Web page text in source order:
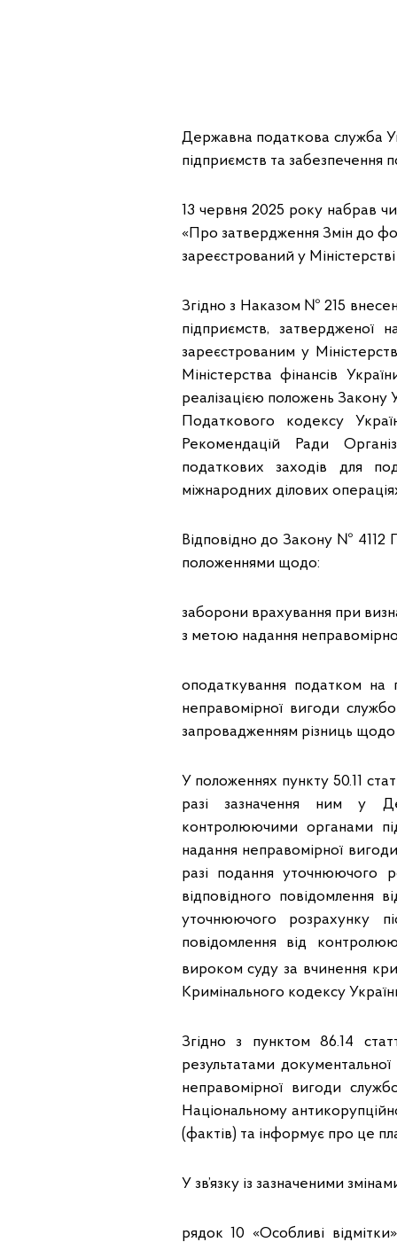
Державна податкова служба
підприємств та забезпечення
13 червня 2025 року набрав
«Про затвердження Змін до
зареєстрований у
Згідно з Наказом № 215
підприємств, затвердженої
зареєстрованим у
Міністерства фінансів
реалізацією положень Закону
Податкового кодексу
Рекомендацій Ради
податкових заходів для
міжнародних ділових
Відповідно до Закону № 4112
положеннями щодо:
заборони врахування при
з метою надання
оподаткування податком на
неправомірної вигоди
запровадженням різниць щодо
У положеннях пункту 50.11
разі зазначення ним у
контролюючими органами
надання неправомірної
разі подання уточнюючого
відповідного повідомлення
уточнюючого розрахунку
повідомлення від
вироком суду за вчинення
Кримінального кодексу
Згідно з пунктом 86.14
результатами
неправомірної вигоди
Національному
(фактів) та інформує про це
У зв’язку із зазначеними
рядок 10 «Особливі